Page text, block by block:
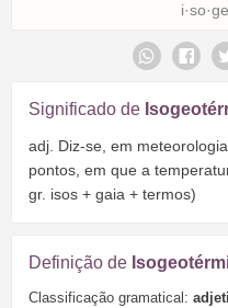
Significado de
adj. Diz-se, em
pontos, em que a
gr. isos + gaia + termos)
Definição de
Classificação gramatical: